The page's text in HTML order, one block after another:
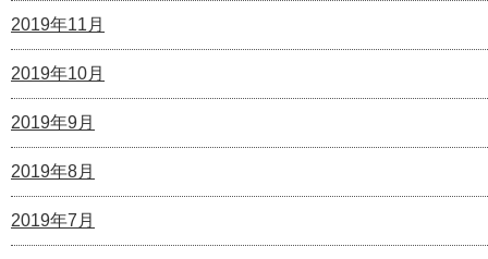
2019年11月
2019年10月
2019年9月
2019年8月
2019年7月